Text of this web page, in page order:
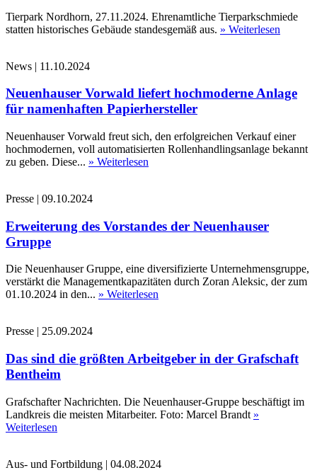
Tierpark Nordhorn, 27.11.2024. Ehrenamtliche Tierparkschmiede
statten historisches Gebäude standesgemäß aus. » Weiterlesen
News | 11.10.2024
Neuenhauser Vorwald liefert hochmoderne Anlage
für namenhaften Papierhersteller
Neuenhauser Vorwald freut sich, den erfolgreichen Verkauf einer
hochmodernen, voll automatisierten Rollenhandlingsanlage bekannt
zu geben. Diese... » Weiterlesen
Presse | 09.10.2024
Erweiterung des Vorstandes der Neuenhauser
Gruppe
Die Neuenhauser Gruppe, eine diversifizierte Unternehmensgruppe,
verstärkt die Managementkapazitäten durch Zoran Aleksic, der zum
01.10.2024 in den... » Weiterlesen
Presse | 25.09.2024
Das sind die größten Arbeitgeber in der Grafschaft
Bentheim
Grafschafter Nachrichten. Die Neuenhauser-Gruppe beschäftigt im
Landkreis die meisten Mitarbeiter. Foto: Marcel Brandt »
Weiterlesen
Aus- und Fortbildung | 04.08.2024